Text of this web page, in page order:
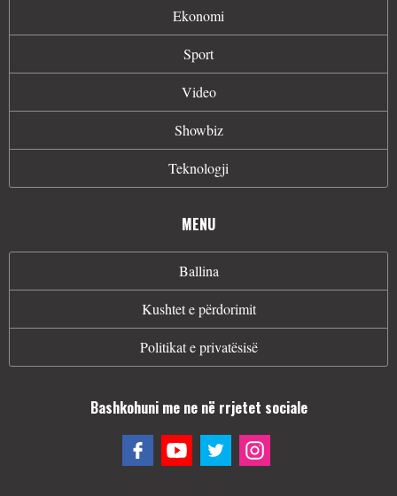
Ekonomi
Sport
Video
Showbiz
Teknologji
MENU
Ballina
Kushtet e përdorimit
Politikat e privatësisë
Bashkohuni me ne në rrjetet sociale